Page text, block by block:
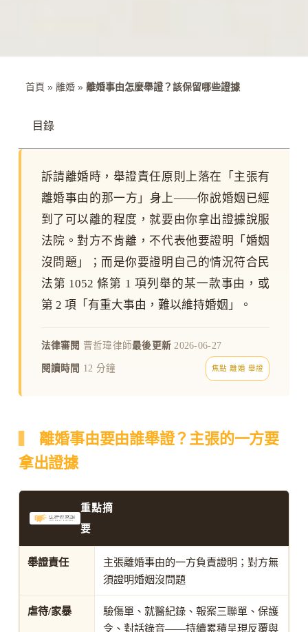
首頁 » 離婚» 離婚事由怎麼舉證？該保留哪些證據
目錄
訴請離婚時，舉證責任原則上落在「主張有
離婚事由的那一方」身上——你說婚姻已經
到了可以離的程度，就要由你拿出證據說服
法院。對方不肯離，不代表他要證明「婚姻
沒問題」；而是你要證明自己的情況符合民
法第 1052 條第 1 項列舉的某一款事由，或
第 2 項「有重大事由，難以維持婚姻」。
法律審閱 曹哲瑋律師最後更新 2026-06-27
閱讀時間 12 分鐘 焦點 離婚 舉證
離婚事由要由誰舉證？主張的一方要
拿出證據
重點摘
要
舉證責任
主張離婚事由的一方負責證明；對方無
須證明婚姻沒問題
虐待/家暴
驗傷單、就醫紀錄、報案三聯單、保護
令、對話錄音——持續累積呈現反覆與